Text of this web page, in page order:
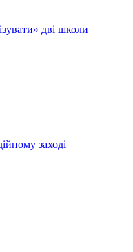
дві школи
заході